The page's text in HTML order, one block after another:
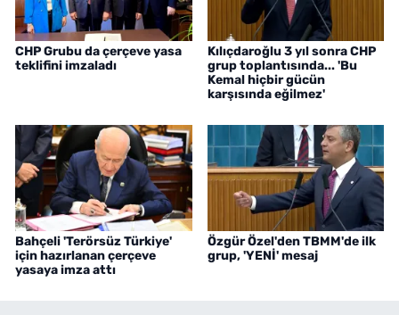
CHP Grubu da çerçeve yasa
teklifini imzaladı
Kılıçdaroğlu 3 yıl sonra CHP
grup toplantısında... 'Bu
Kemal hiçbir gücün
karşısında eğilmez'
Bahçeli 'Terörsüz Türkiye'
için hazırlanan çerçeve
yasaya imza attı
Özgür Özel'den TBMM'de ilk
grup, 'YENİ' mesaj